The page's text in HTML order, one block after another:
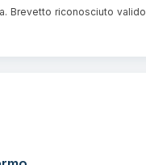
Brevetto riconosciuto valido